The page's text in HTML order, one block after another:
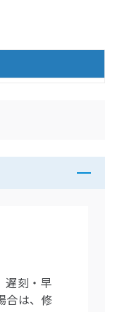
遅刻・早
合は、修